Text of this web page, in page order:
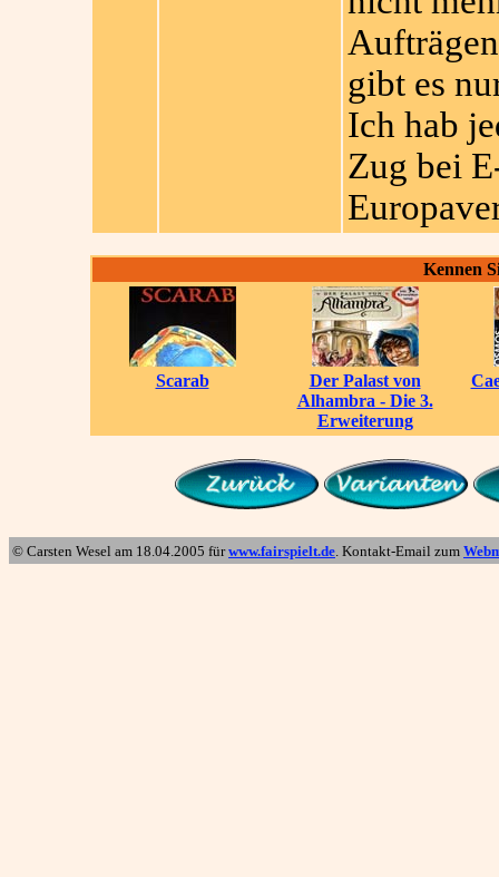
gibt es
Ich hab
Zug bei
Kennen
Scarab
Der Palast von
Alhambra - Die 3.
Erweiterung
© Carsten Wesel am 18.04.2005 fürwww.fairspielt.de. Kontakt-Email zum